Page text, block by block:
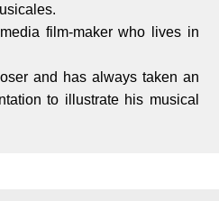
film-maker who lives in
and has always taken an
to illustrate his musical